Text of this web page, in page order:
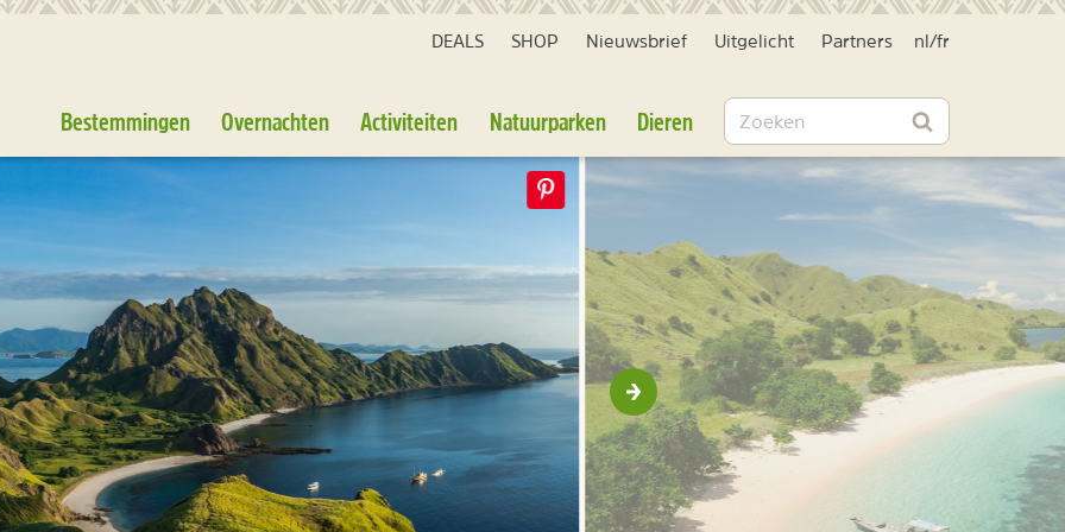
DEALS SHOP Nieuwsbrief Uitgelicht Partners nl /fr
Bestemmingen Overnachten Activiteiten Natuurparken Dieren Zoeken
Zoeken
Volgende